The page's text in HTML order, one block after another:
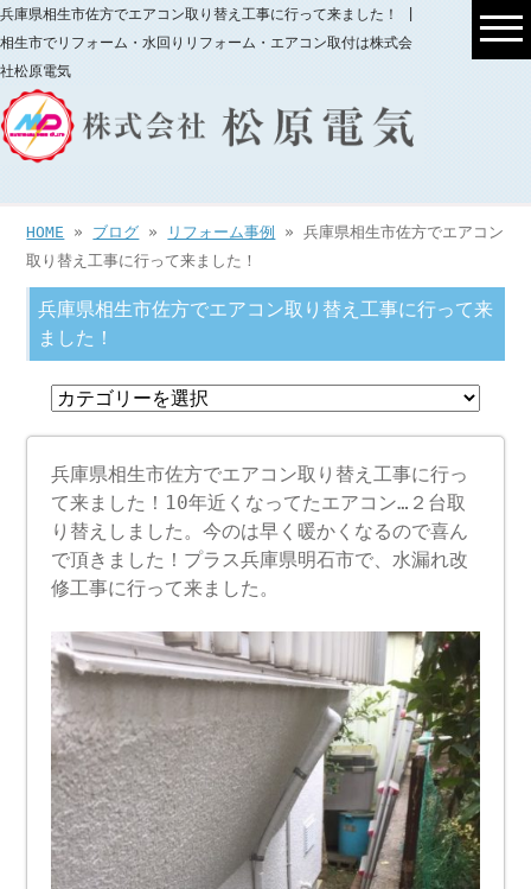
兵庫県相生市佐方でエアコン取り替え工事に行って来ました！ |
相生市でリフォーム・水回りリフォーム・エアコン取付は株式会
社松原電気
HOME » ブログ » リフォーム事例
» 兵庫県相生市佐方でエアコン
取り替え工事に行って来ました！
兵庫県相生市佐方でエアコン取り替え工事に行って来
ました！
兵庫県相生市佐方でエアコン取り替え工事に行っ
て来ました！10年近くなってたエアコン…２台取
り替えしました。今のは早く暖かくなるので喜ん
で頂きました！プラス兵庫県明石市で、水漏れ改
修工事に行って来ました。